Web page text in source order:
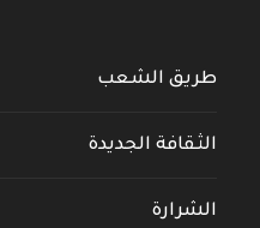
طريق الشعب
الثقافة الجديدة
الشرارة